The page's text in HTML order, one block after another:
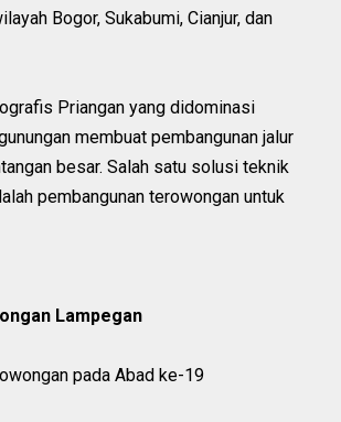
Bogor, Sukabumi, Cianjur, dan
Priangan yang didominasi
membuat pembangunan jalur
besar. Salah satu solusi teknik
pembangunan terowongan untuk
Lampegan
pada Abad ke-19